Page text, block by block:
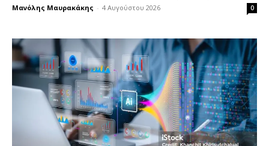
Μανόλης Μαυρακάκης - 4 Αυγούστου 2026 0